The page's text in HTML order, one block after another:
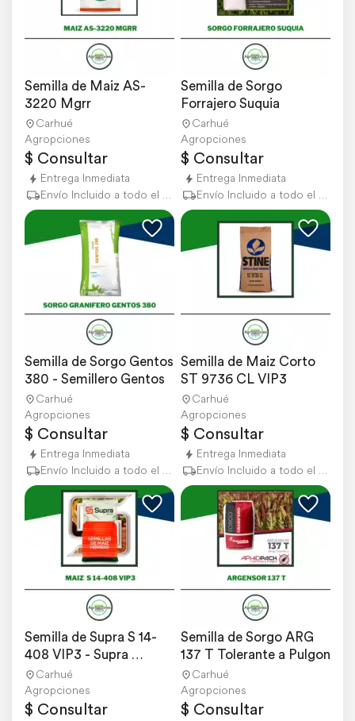
Semilla de Maiz AS-
3220 Mgrr
Carhué
Agropciones
$ Consultar
Entrega Inmediata
Envío Incluido a todo el país
Semilla de Sorgo
Forrajero Suquia
Carhué
Agropciones
$ Consultar
Entrega Inmediata
Envío Incluido a todo el país
Semilla de Sorgo Gentos
380 - Semillero Gentos
Carhué
Agropciones
$ Consultar
Entrega Inmediata
Envío Incluido a todo el país
Semilla de Maiz Corto
ST 9736 CL VIP3
Carhué
Agropciones
$ Consultar
Entrega Inmediata
Envío Incluido a todo el país
Semilla de Supra S 14-
408 VIP3 - Supra
Semillas
Carhué
Agropciones
$ Consultar
Semilla de Sorgo ARG
137 T Tolerante a Pulgon
Carhué
Agropciones
$ Consultar